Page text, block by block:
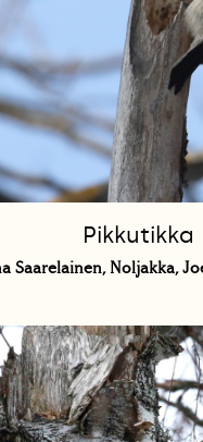
Pikkutikka
Saarelainen, Noljakka,